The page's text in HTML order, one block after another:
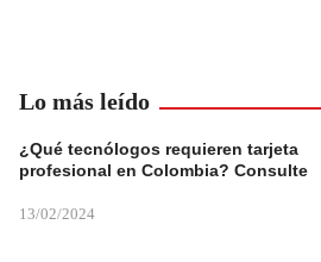
Lo más leído
¿Qué tecnólogos requieren tarjeta
profesional en Colombia? Consulte
13/02/2024